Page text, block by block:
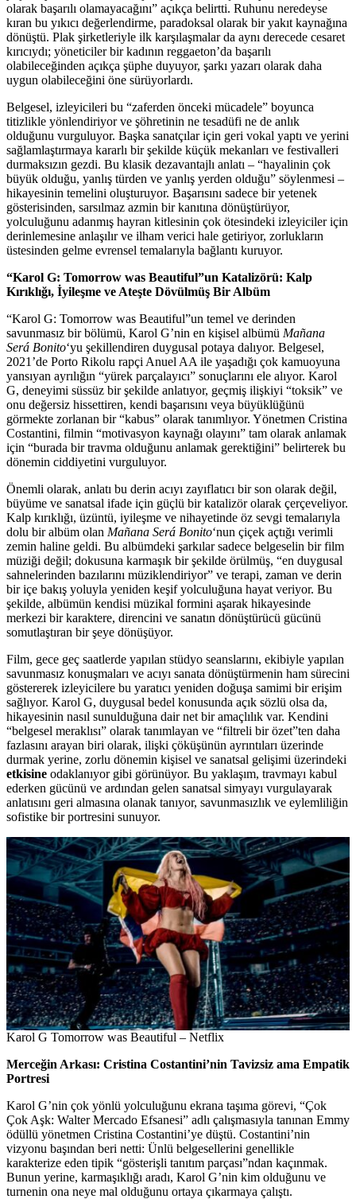
olarak başarılı olamayacağını” açıkça belirtti. Ruhunu neredeyse
kıran bu yıkıcı değerlendirme, paradoksal olarak bir yakıt kaynağına
dönüştü. Plak şirketleriyle ilk karşılaşmalar da aynı derecede cesaret
kırıcıydı; yöneticiler bir kadının reggaeton’da başarılı
olabileceğinden açıkça şüphe duyuyor, şarkı yazarı olarak daha
uygun olabileceğini öne sürüyorlardı.
Belgesel, izleyicileri bu “zaferden önceki mücadele” boyunca
titizlikle yönlendiriyor ve şöhretinin ne tesadüfi ne de anlık
olduğunu vurguluyor. Başka sanatçılar için geri vokal yaptı ve yerini
sağlamlaştırmaya kararlı bir şekilde küçük mekanları ve festivalleri
durmaksızın gezdi. Bu klasik dezavantajlı anlatı – “hayalinin çok
büyük olduğu, yanlış türden ve yanlış yerden olduğu” söylenmesi –
hikayesinin temelini oluşturuyor. Başarısını sadece bir yetenek
gösterisinden, sarsılmaz azmin bir kanıtına dönüştürüyor,
yolculuğunu adanmış hayran kitlesinin çok ötesindeki izleyiciler için
derinlemesine anlaşılır ve ilham verici hale getiriyor, zorlukların
üstesinden gelme evrensel temalarıyla bağlantı kuruyor.
“Karol G: Tomorrow was Beautiful”un Katalizörü: Kalp
Kırıklığı, İyileşme ve Ateşte Dövülmüş Bir Albüm
“Karol G: Tomorrow was Beautiful”un temel ve derinden
savunmasız bir bölümü, Karol G’nin en kişisel albümü Mañana
Será Bonito‘yu şekillendiren duygusal potaya dalıyor. Belgesel,
2021’de Porto Rikolu rapçi Anuel AA ile yaşadığı çok kamuoyuna
yansıyan ayrılığın “yürek parçalayıcı” sonuçlarını ele alıyor. Karol
G, deneyimi süssüz bir şekilde anlatıyor, geçmiş ilişkiyi “toksik” ve
onu değersiz hissettiren, kendi başarısını veya büyüklüğünü
görmekte zorlanan bir “kabus” olarak tanımlıyor. Yönetmen Cristina
Costantini, filmin “motivasyon kaynağı olayını” tam olarak anlamak
için “burada bir travma olduğunu anlamak gerektiğini” belirterek bu
dönemin ciddiyetini vurguluyor.
Önemli olarak, anlatı bu derin acıyı zayıflatıcı bir son olarak değil,
büyüme ve sanatsal ifade için güçlü bir katalizör olarak çerçeveliyor.
Kalp kırıklığı, üzüntü, iyileşme ve nihayetinde öz sevgi temalarıyla
dolu bir albüm olan Mañana Será Bonito‘nun çiçek açtığı verimli
zemin haline geldi. Bu albümdeki şarkılar sadece belgeselin bir film
müziği değil; dokusuna karmaşık bir şekilde örülmüş, “en duygusal
sahnelerinden bazılarını müziklendiriyor” ve terapi, zaman ve derin
bir içe bakış yoluyla yeniden keşif yolculuğuna hayat veriyor. Bu
şekilde, albümün kendisi müzikal formini aşarak hikayesinde
merkezi bir karaktere, direncini ve sanatın dönüştürücü gücünü
somutlaştıran bir şeye dönüşüyor.
Film, gece geç saatlerde yapılan stüdyo seanslarını, ekibiyle yapılan
savunmasız konuşmaları ve acıyı sanata dönüştürmenin ham sürecini
göstererek izleyicilere bu yaratıcı yeniden doğuşa samimi bir erişim
sağlıyor. Karol G, duygusal bedel konusunda açık sözlü olsa da,
hikayesinin nasıl sunulduğuna dair net bir amaçlılık var. Kendini
“belgesel meraklısı” olarak tanımlayan ve “filtreli bir özet”ten daha
fazlasını arayan biri olarak, ilişki çöküşünün ayrıntıları üzerinde
durmak yerine, zorlu dönemin kişisel ve sanatsal gelişimi üzerindeki
etkisine odaklanıyor gibi görünüyor. Bu yaklaşım, travmayı kabul
ederken gücünü ve ardından gelen sanatsal simyayı vurgulayarak
anlatısını geri almasına olanak tanıyor, savunmasızlık ve eylemliliğin
sofistike bir portresini sunuyor.
Karol G Tomorrow was Beautiful – Netflix
Merceğin Arkası: Cristina Costantini’nin Tavizsiz ama Empatik
Portresi
Karol G’nin çok yönlü yolculuğunu ekrana taşıma görevi, “Çok
Çok Aşk: Walter Mercado Efsanesi” adlı çalışmasıyla tanınan Emmy
ödüllü yönetmen Cristina Costantini’ye düştü. Costantini’nin
vizyonu başından beri netti: Ünlü belgesellerini genellikle
karakterize eden tipik “gösterişli tanıtım parçası”ndan kaçınmak.
Bunun yerine, karmaşıklığı aradı, Karol G’nin kim olduğunu ve
turnenin ona neye mal olduğunu ortaya çıkarmaya çalıştı.